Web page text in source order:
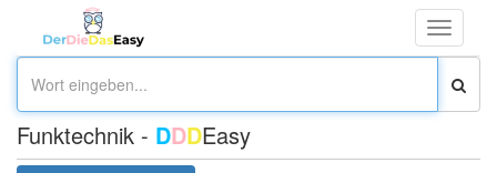
Toggle
Funktechnik - DDDEasy